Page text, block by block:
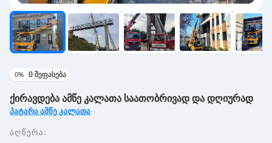
0% 0შეფასება
ქირავდება ამწე კალათა საათობრივად და დღიურად
პატარა ამწე კალათა
აღწერა: